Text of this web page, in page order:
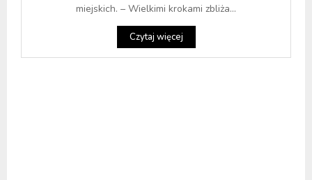
miejskich. – Wielkimi krokami zbliża...
Czytaj więcej